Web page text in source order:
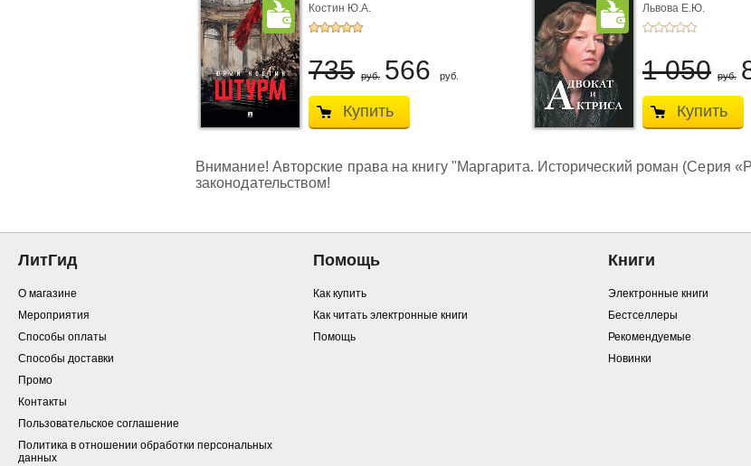
Костин Ю.А.
735 руб. 566 руб.
Купить
Львова Е.Ю.
1 050 руб.
Купить
Внимание! Авторские права на книгу "Маргарита. Исторический роман (Серия
законодательством!
ЛитГид
О магазине
Мероприятия
Способы оплаты
Способы доставки
Промо
Контакты
Пользовательское соглашение
Политика в отношении обработки персональных
данных
Помощь
Как купить
Как читать электронные книги
Помощь
Книги
Электронные книги
Бестселлеры
Рекомендуемые
Новинки